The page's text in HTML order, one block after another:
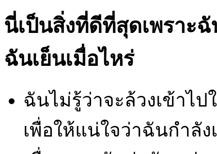
นี่เป็นสิ่งที่ดีที่สุดเพราะ
ฉันเย็นเมื่อไหร่
ฉันไม่รู้ว่าจะล้วงเข้าไ
เพื่อให้แน่ใจว่าฉันกำลั